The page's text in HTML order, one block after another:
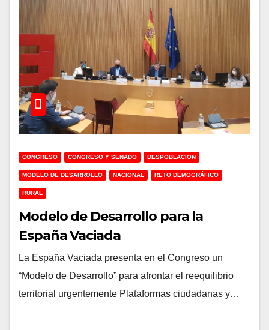
CONGRESO CONGRESO Y SENADO DESPOBLACION
MODELO DE DESARROLLO NACIONAL RETO DEMOGRÁFICO
RURAL
Modelo de Desarrollo para la
España Vaciada
La España Vaciada presenta en el Congreso un
“Modelo de Desarrollo” para afrontar el reequilibrio
territorial urgentemente Plataformas ciudadanas y…